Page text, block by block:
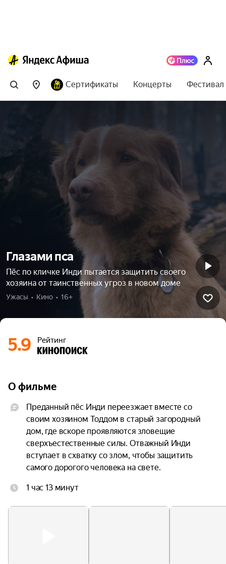
Сертификаты Концерты
Глазами пса
Пёс по кличке Инди пытается защитить своего
хозяина от таинственных угроз в новом доме
Ужасы  •  Кино  •  16+
5.9 Рейтинг
О фильме
Преданный пёс Инди переезжает вместе со
своим хозяином Тоддом в старый загородный
дом, где вскоре проявляются зловещие
сверхъестественные силы. Отважный Инди
вступает в схватку со злом, чтобы защитить
самого дорогого человека на свете.
1 час 13 минут